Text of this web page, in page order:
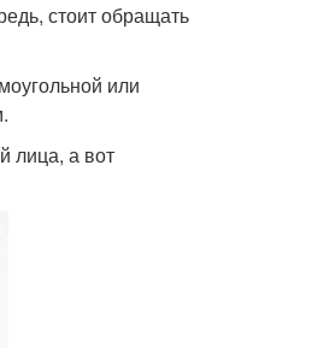
стоит обращать
или
лица, а вот